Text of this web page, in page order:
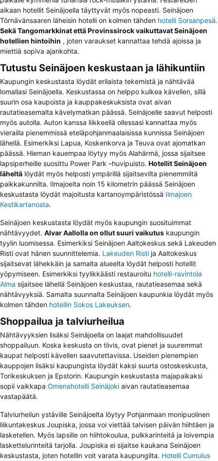
aikaan hotellit Seinäjoella täyttyvät myös nopeasti. Seinäjoen
Törnävänsaaren läheisin hotelli on kolmen tähden hotelli Sorsanpesä.
Sekä Tangomarkkinat että Provinssirock vaikuttavat Seinäjoen
hotellien hintoihin , joten varaukset kannattaa tehdä ajoissa ja
miettiä sopiva ajankohta.
Tutustu Seinäjoen keskustaan ja lähikuntiin
Kaupungin keskustasta löydät erilaista tekemistä ja nähtävää
lomallasi Seinäjoella. Keskustassa on helppo kulkea kävellen, sillä
suurin osa kaupoista ja kauppakeskuksista ovat aivan
rautatieasemalta kävelymatkan päässä. Seinäjoelle saavut helposti
myös autolla. Auton kanssa liikkeellä ollessasi kannattaa myös
vierailla pienemmissä eteläpohjanmaalaisissa kunnissa Seinäjoen
lähellä. Esimerkiksi Lapua, Koskenkorva ja Teuva ovat ajomatkan
päässä. Hieman kauempaa löytyy myös Alahärmä, jossa sijaitsee
lapsiperheille suosittu Power Park –huvipuisto. Hotellit Seinäjoen
läheltä löydät myös helposti ympärillä sijaitsevilta pienemmiltä
paikkakunnilta. Ilmajoelta noin 15 kilometrin päässä Seinäjoen
keskustasta löydät majoitusta kartanoympäristössä Ilmajoen
Kestikartanosta.
Seinäjoen keskustasta löydät myös kaupungin suosituimmat
nähtävyydet. Alvar Aallolla on ollut suuri vaikutus kaupungin
tyylin luomisessa. Esimerkiksi Seinäjoen Aaltokeskus sekä Lakeuden
Risti ovat hänen suunnittelemia. Lakeuden Risti ja Aaltokeskus
sijaitsevat lähekkäin ja samalta alueelta löydät helposti hotellit
yöpymiseen. Esimerkiksi tyylikkäästi restauroitu hotelli-ravintola
Alma sijaitsee lähellä Seinäjoen keskustaa, rautatieasemaa sekä
nähtävyyksiä. Samalta suunnalta Seinäjoen kaupunkia löydät myös
kolmen tähden hotellin Sokos Lakeuksen.
Shoppailua ja talviurheilua
Nähtävyyksien lisäksi Seinäjoella on laajat mahdollisuudet
shoppailuun. Koska keskusta on tiivis, ovat pienet ja suuremmat
kaupat helposti kävellen saavutettavissa. Useiden pienempien
kauppojen lisäksi kaupungista löydät kaksi suurta ostoskeskusta,
Torikeskuksen ja Epstorin. Kaupungin keskustasta majapaikaksi
sopii vaikkapa Omenahotelli Seinäjoki aivan rautatieasemaa
vastapäätä.
Talviurheilun ystäville Seinäjoelta löytyy Pohjanmaan monipuolinen
liikuntakeskus Joupiska, jossa voi viettää talvisen päivän hiihtäen ja
lasketellen. Myös lapsille on hiihtokoulua, pulkkarinteitä ja loivempia
laskettelurinteitä tarjolla. Joupiska ei sijaitse kaukana Seinäjoen
keskustasta, joten hotellin voit varata kaupungilta. Hotelli Cumulus